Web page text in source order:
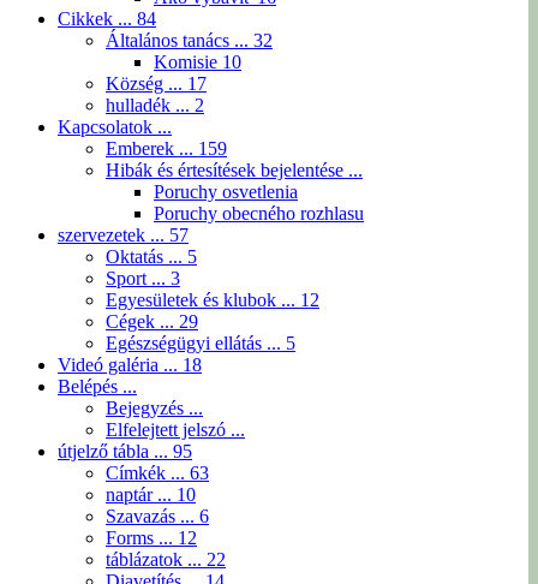
Cikkek ... 84
Általános tanács ... 32
Komisie 10
Község ... 17
hulladék ... 2
Kapcsolatok ...
Emberek ... 159
Hibák és értesítések bejelentése ...
Poruchy osvetlenia
Poruchy obecného rozhlasu
szervezetek ... 57
Oktatás ... 5
Sport ... 3
Egyesületek és klubok ... 12
Cégek ... 29
Egészségügyi ellátás ... 5
Videó galéria ... 18
Belépés ...
Bejegyzés ...
Elfelejtett jelszó ...
útjelző tábla ... 95
Címkék ... 63
naptár ... 10
Szavazás ... 6
Forms ... 12
táblázatok ... 22